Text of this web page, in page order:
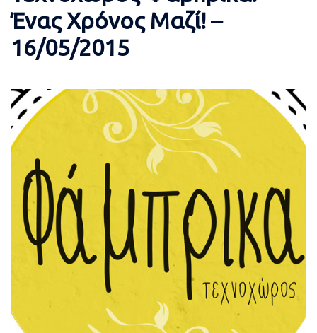
Ένας Χρόνος Μαζί! –
16/05/2015